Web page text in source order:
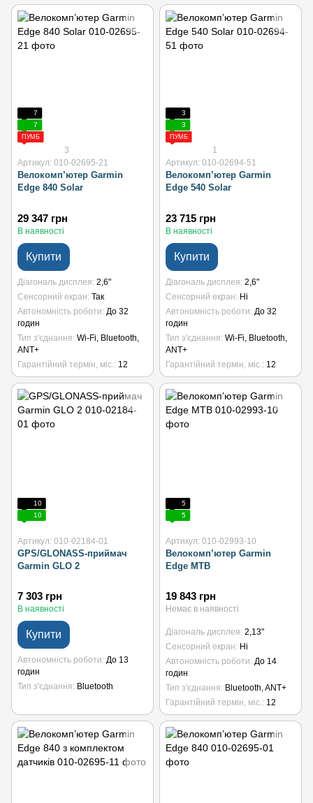
7
7
ПУМБ
3
Артикул: 010-02695-21
Велокомп’ютер Garmin
Edge 840 Solar
29 347 грн
В наявності
Купити
Діагональ дисплея 2,6"
Сенсорний екран Так
Автономність роботи До 32
годин
Тип з'єднання Wi-Fi, Bluetooth,
ANT+
Гарантійний термін, міс.
12
3
3
ПУМБ
1
Артикул: 010-02694-51
Велокомп’ютер Garmin
Edge 540 Solar
23 715 грн
В наявності
Купити
Діагональ дисплея 2,6"
Сенсорний екран Ні
Автономність роботи До 32
годин
Тип з'єднання Wi-Fi, Bluetooth,
ANT+
Гарантійний термін, міс.
12
10
10
Артикул: 010-02184-01
GPS/GLONASS-приймач
Garmin GLO 2
7 303 грн
В наявності
Купити
Автономність роботи До 13
годин
Тип з'єднання
Bluetooth
5
5
Артикул: 010-02993-10
Велокомп’ютер Garmin
Edge MTB
19 843 грн
Немає в наявності
Діагональ дисплея 2,13"
Сенсорний екран
Ні
Автономність роботи До 14
годин
Тип з'єднання
Bluetooth, ANT+
Гарантійний термін, міс. 12